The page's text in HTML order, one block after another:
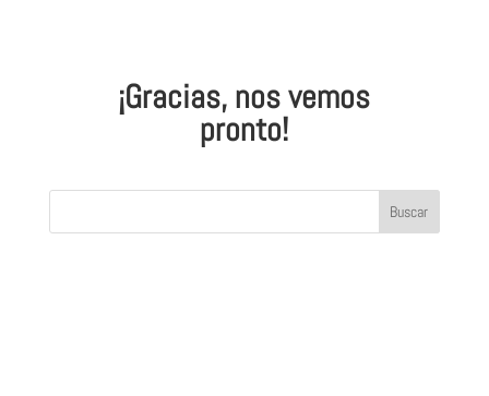
¡Gracias, nos vemos
pronto!